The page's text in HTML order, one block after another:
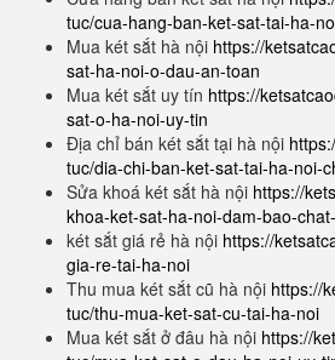
tuc/cua-hang-ban-ket-sat-tai-ha-
Mua két sắt hà nội https://
sat-ha-noi-o-dau-an-toan
Mua két sắt uy tín https://
sat-o-ha-noi-uy-tin
Địa chỉ bán két sắt tại hà nội
tuc/dia-chi-ban-ket-sat-tai-ha-noi-
Sửa khoá két sắt hà nội https://
khoa-ket-sat-ha-noi-dam-bao-
két sắt giá rẻ hà nội https://
gia-re-tai-ha-noi
Thu mua két sắt cũ hà nội https://
tuc/thu-mua-ket-sat-cu-tai-ha-noi
Mua két sắt ở đâu hà nội https://